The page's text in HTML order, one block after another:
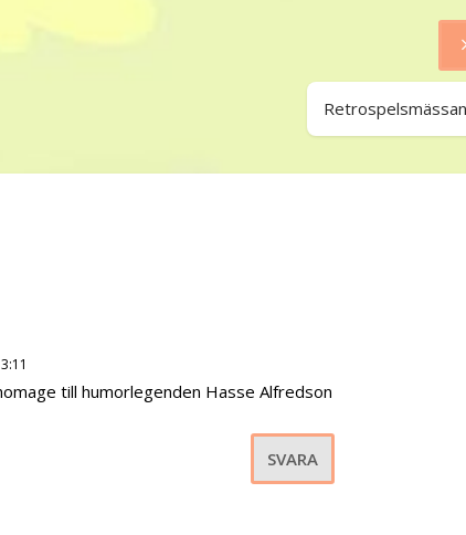
till humorlegenden Hasse Alfredson
SVARA